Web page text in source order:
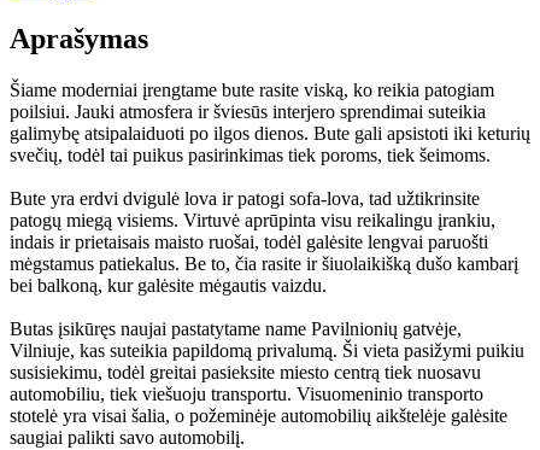
Aprašymas
Šiame moderniai įrengtame bute rasite viską, ko reikia patogiam
poilsiui. Jauki atmosfera ir šviesūs interjero sprendimai suteikia
galimybę atsipalaiduoti po ilgos dienos. Bute gali apsistoti iki keturių
svečių, todėl tai puikus pasirinkimas tiek poroms, tiek šeimoms.
Bute yra erdvi dvigulė lova ir patogi sofa-lova, tad užtikrinsite
patogų miegą visiems. Virtuvė aprūpinta visu reikalingu įrankiu,
indais ir prietaisais maisto ruošai, todėl galėsite lengvai paruošti
mėgstamus patiekalus. Be to, čia rasite ir šiuolaikišką dušo kambarį
bei balkoną, kur galėsite mėgautis vaizdu.
Butas įsikūręs naujai pastatytame name Pavilnionių gatvėje,
Vilniuje, kas suteikia papildomą privalumą. Ši vieta pasižymi puikiu
susisiekimu, todėl greitai pasieksite miesto centrą tiek nuosavu
automobiliu, tiek viešuoju transportu. Visuomeninio transporto
stotelė yra visai šalia, o požeminėje automobilių aikštelėje galėsite
saugiai palikti savo automobilį.